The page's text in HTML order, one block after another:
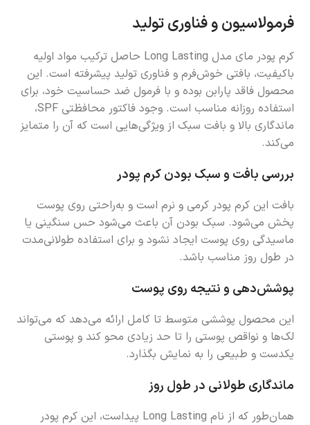
فرمولاسیون و فناوری تولید
کرم پودر مای مدل Long Lasting حاصل ترکیب مواد اولیه
باکیفیت، بافتی خوش‌فرم و فناوری تولید پیشرفته است. این
محصول فاقد پارابن بوده و با فرمول ضد حساسیت خود، برای
استفاده روزانه مناسب است. وجود فاکتور محافظتی SPF،
ماندگاری بالا و بافت سبک از ویژگی‌هایی است که آن را متمایز
می‌کند.
بررسی بافت و سبک بودن کرم پودر
بافت این کرم پودر کرمی و نرم است و به‌راحتی روی پوست
پخش می‌شود. سبک بودن آن باعث می‌شود حس سنگینی یا
ماسیدگی روی پوست ایجاد نشود و برای استفاده طولانی‌مدت
در طول روز مناسب باشد.
پوشش‌دهی و نتیجه روی پوست
این محصول پوششی متوسط تا کامل ارائه می‌دهد که می‌تواند
لک‌ها و نواقص پوستی را تا حد زیادی محو کند و پوستی
یکدست و طبیعی را به نمایش بگذارد.
ماندگاری طولانی در طول روز
همان‌طور که از نام Long Lasting پیداست، این کرم پودر